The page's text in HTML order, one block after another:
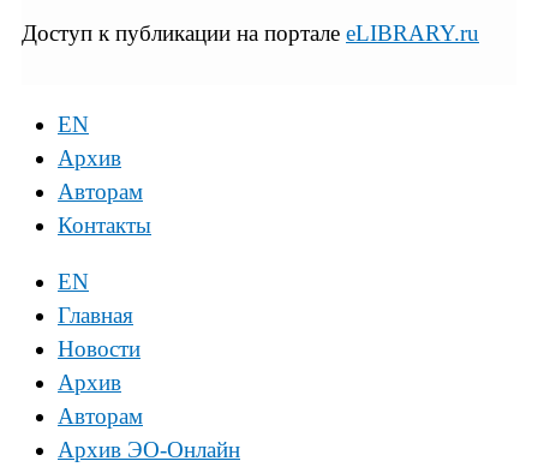
Доступ к публикации на портале eLIBRARY.ru
EN
Архив
Авторам
Контакты
EN
Главная
Новости
Архив
Авторам
Архив ЭО-Онлайн